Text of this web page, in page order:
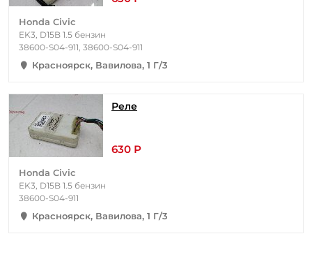
Honda Civic
EK3, D15B 1.5 бензин
38600-S04-911, 38600-S04-911
Красноярск, Вавилова, 1 Г/3
Реле
630 Р
Honda Civic
EK3, D15B 1.5 бензин
38600-S04-911
Красноярск, Вавилова, 1 Г/3